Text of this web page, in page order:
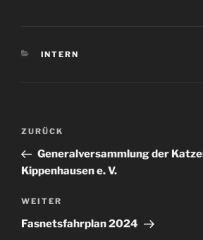
KATEGORIEN
INTERN
Beitragsnavigation
Vorheriger
Beitrag
ZURÜCK
Generalversammlung der
Kippenhausen e. V.
Nächster
Beitrag
WEITER
Fasnetsfahrplan 2024